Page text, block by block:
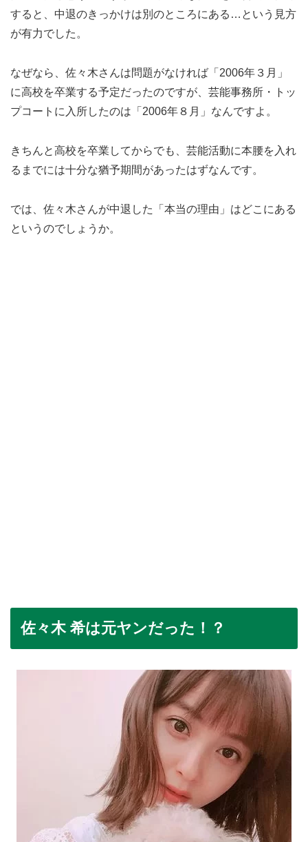
すると、中退のきっかけは別のところにある…という見方
が有力でした。
なぜなら、佐々木さんは問題がなければ「2006年３月」
に高校を卒業する予定だったのですが、芸能事務所・トッ
プコートに入所したのは「2006年８月」なんですよ。
きちんと高校を卒業してからでも、芸能活動に本腰を入れ
るまでには十分な猶予期間があったはずなんです。
では、佐々木さんが中退した「本当の理由」はどこにある
というのでしょうか。
佐々木 希は元ヤンだった！？